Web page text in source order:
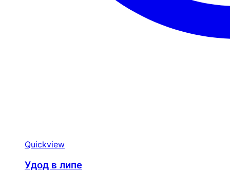
Quickview
Удод в липе